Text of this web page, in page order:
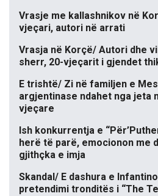
Vrasje me kallashnikov në
vjeçari, autori në arrati
Vrasja në Korçë/ Autori dhe
sherr, 20-vjeçarit i gjendet
E trishtë/ Zi në familjen e
argjentinase ndahet nga jeta
vjeçare
Ish konkurrentja e
herë të parë, emocionon me
gjithçka e imja
Skandal/ E dashura e
pretendimi tronditës i “The